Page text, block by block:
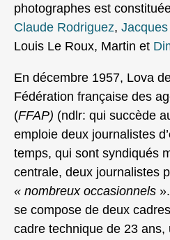
photographes est
Claude Rodriguez,
Louis Le Roux, Martin et
En décembre 1957, Lova
Fédération française des
(FFAP) (ndlr: qui succède
emploie deux journalistes
temps, qui sont syndiqués
centrale, deux journalistes
« nombreux occasionnels
se compose de deux
cadre technique de 23